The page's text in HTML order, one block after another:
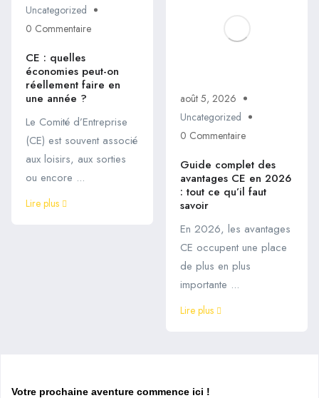
Uncategorized
0 Commentaire
CE : quelles
économies peut-on
réellement faire en
une année ?
Le Comité d’Entreprise
(CE) est souvent associé
aux loisirs, aux sorties
ou encore ...
Lire plus
août 5, 2026
Uncategorized
0 Commentaire
Guide complet des
avantages CE en 2026
: tout ce qu’il faut
savoir
En 2026, les avantages
CE occupent une place
de plus en plus
importante ...
Lire plus
Votre prochaine aventure commence ici !